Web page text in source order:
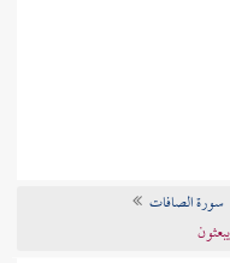
سورة الصافات